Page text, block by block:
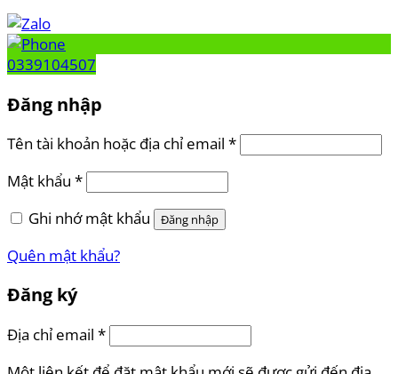
0339104507
Đăng nhập
Tên tài khoản hoặc địa chỉ email *
Mật khẩu *
Ghi nhớ mật khẩu
Đăng nhập
Quên mật khẩu?
Đăng ký
Địa chỉ email *